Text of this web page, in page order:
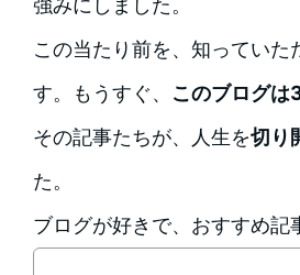
強みにしました。
この当たり前を、知っていた
す。もうすぐ、
このブログ
その記事たちが、人生を切り
た。
ブログが好きで、おすすめ記